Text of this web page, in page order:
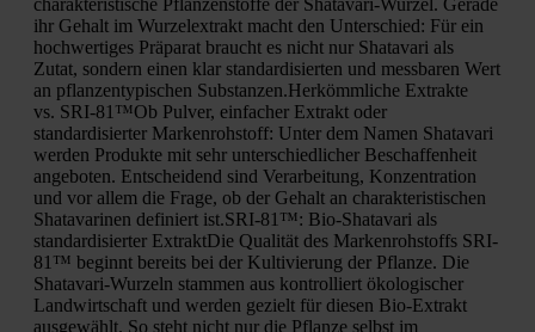
ihr Gehalt im Wurzelextrakt macht den Unterschied: Für ein
hochwertiges Präparat braucht es nicht nur Shatavari als
Zutat, sondern einen klar standardisierten und messbaren Wert
an pflanzentypischen Substanzen.Herkömmliche Extrakte
vs. SRI-81™Ob Pulver, einfacher Extrakt oder
standardisierter Markenrohstoff: Unter dem Namen Shatavari
werden Produkte mit sehr unterschiedlicher Beschaffenheit
angeboten. Entscheidend sind Verarbeitung, Konzentration
und vor allem die Frage, ob der Gehalt an charakteristischen
Shatavarinen definiert ist.SRI-81™: Bio-Shatavari als
standardisierter ExtraktDie Qualität des Markenrohstoffs SRI-
81™ beginnt bereits bei der Kultivierung der Pflanze. Die
Shatavari-Wurzeln stammen aus kontrolliert ökologischer
Landwirtschaft und werden gezielt für diesen Bio-Extrakt
ausgewählt. So steht nicht nur die Pflanze selbst im